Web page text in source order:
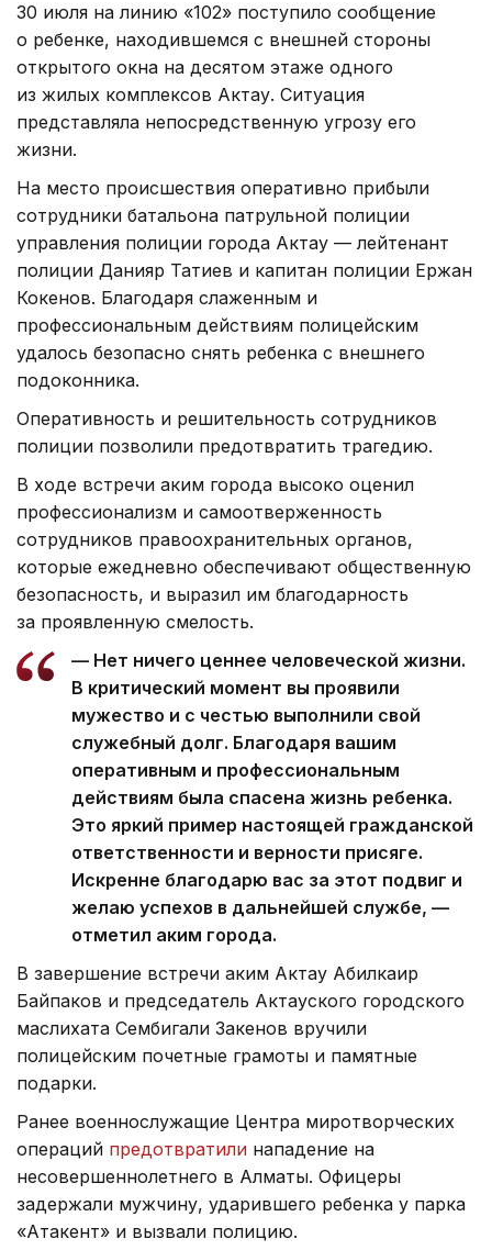
30 июля на линию «102» поступило сообщение
о ребенке, находившемся с внешней стороны
открытого окна на десятом этаже одного
из жилых комплексов Актау. Ситуация
представляла непосредственную угрозу его
жизни.
На место происшествия оперативно прибыли
сотрудники батальона патрульной полиции
управления полиции города Актау — лейтенант
полиции Данияр Татиев и капитан полиции Ержан
Кокенов. Благодаря слаженным и
профессиональным действиям полицейским
удалось безопасно снять ребенка с внешнего
подоконника.
Оперативность и решительность сотрудников
полиции позволили предотвратить трагедию.
В ходе встречи аким города высоко оценил
профессионализм и самоотверженность
сотрудников правоохранительных органов,
которые ежедневно обеспечивают общественную
безопасность, и выразил им благодарность
за проявленную смелость.
— Нет ничего ценнее человеческой жизни.
В критический момент вы проявили
мужество и с честью выполнили свой
служебный долг. Благодаря вашим
оперативным и профессиональным
действиям была спасена жизнь ребенка.
Это яркий пример настоящей гражданской
ответственности и верности присяге.
Искренне благодарю вас за этот подвиг и
желаю успехов в дальнейшей службе, —
отметил аким города.
В завершение встречи аким Актау Абилкаир
Байпаков и председатель Актауского городского
маслихата Сембигали Закенов вручили
полицейским почетные грамоты и памятные
подарки.
Ранее военнослужащие Центра миротворческих
операций предотвратили нападение на
несовершеннолетнего в Алматы. Офицеры
задержали мужчину, ударившего ребенка у парка
«Атакент» и вызвали полицию.